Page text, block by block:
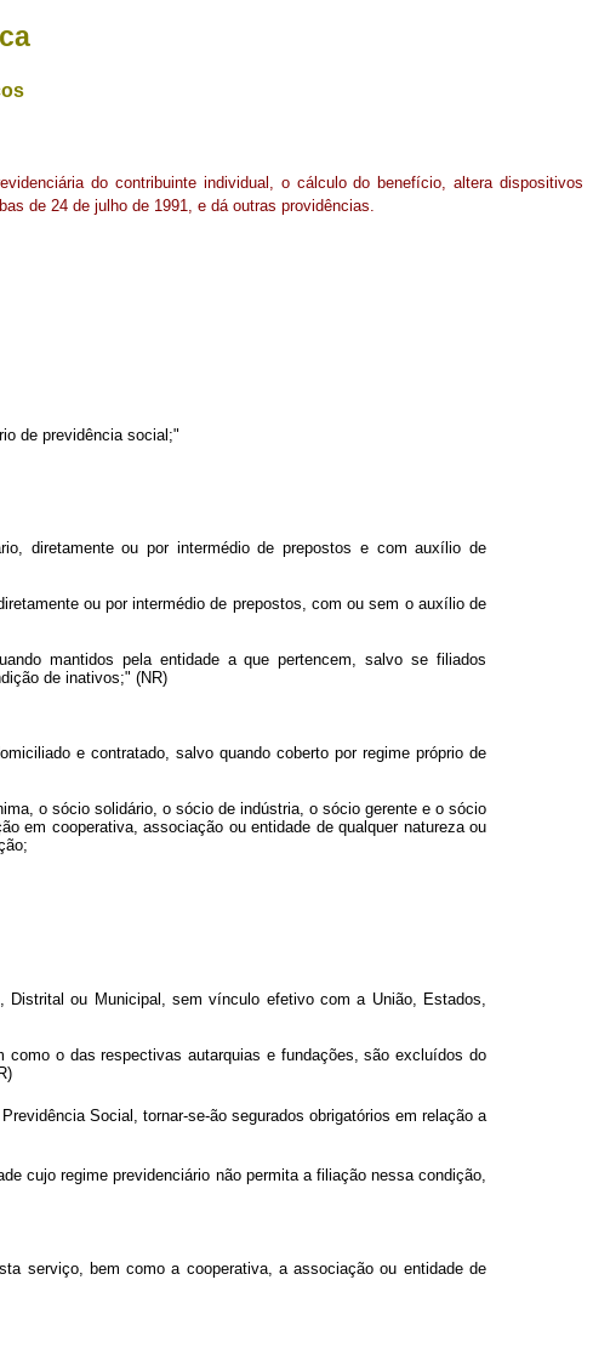
do contribuinte individual, o cálculo do benefício, altera dispositivos
de 24 de julho de 1991, e dá outras providências.
de previdência social;"
diretamente ou por intermédio de prepostos e com auxílio de
ou por intermédio de prepostos, com ou sem o auxílio de
mantidos pela entidade a que pertencem, salvo se filiados
de inativos;" (NR)
e contratado, salvo quando coberto por regime próprio de
o sócio solidário, o sócio de indústria, o sócio gerente e o sócio
em cooperativa, associação ou entidade de qualquer natureza ou
ou Municipal, sem vínculo efetivo com a União, Estados,
o das respectivas autarquias e fundações, são excluídos do
Social, tornar-se-ão segurados obrigatórios em relação a
cujo regime previdenciário não permita a filiação nessa condição,
serviço, bem como a cooperativa, a associação ou entidade de